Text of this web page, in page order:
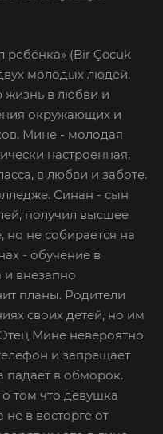
ребёнка» (Bir Çocuk
молодых людей,
жизнь в любви и
окружающих и
Мине - молодая
настроенная,
в любви и заботе.
Синан - сын
получил высшее
но не собирается на
- обучение в
и внезапно
планы. Родители
своих детей, но им
Мине невероятно
и запрещает
падает в обморок.
том что девушка
в восторге от